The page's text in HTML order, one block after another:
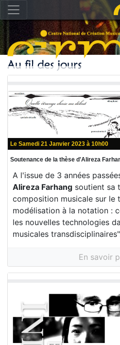
Le Samedi 21 Janvier 2023 à 10h00
Soutenance de la thèse d'Alireza
A l'issue de 3 années
Alireza Farhang soutient sa
composition musicale sur le
modélisation à la notation :
les nouvelles technologies
musicales
En savoir